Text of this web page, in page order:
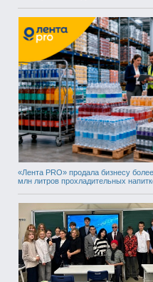
«Лента PRO» продала бизнесу
млн литров прохладительных